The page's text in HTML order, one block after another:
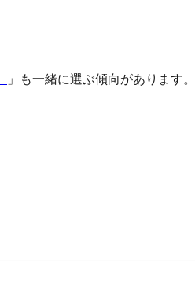
」も一緒に選ぶ傾向があります。